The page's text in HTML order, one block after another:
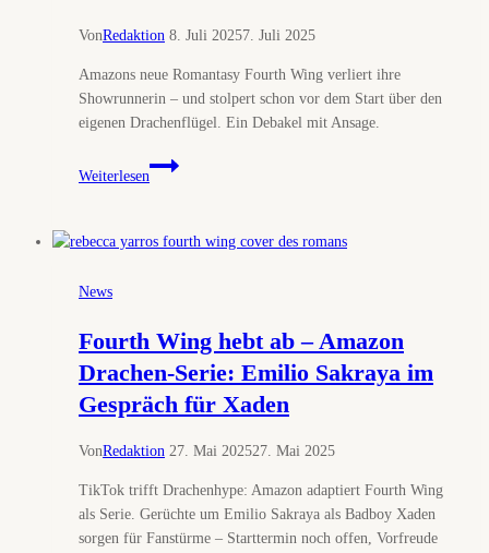
ganz
hin)
VonRedaktion 8. Juli 20257. Juli 2025
Amazons neue Romantasy Fourth Wing verliert ihre
Showrunnerin – und stolpert schon vor dem Start über den
eigenen Drachenflügel. Ein Debakel mit Ansage.
Weiterlesen
Drachen,
Drama,
verliert
Showrunnerin
vor
dem
News
Fourth Wing hebt ab – Amazon
Drachen-Serie: Emilio Sakraya im
Gespräch für Xaden
VonRedaktion 27. Mai 202527. Mai 2025
TikTok trifft Drachenhype: Amazon adaptiert Fourth Wing
als Serie. Gerüchte um Emilio Sakraya als Badboy Xaden
sorgen für Fanstürme – Starttermin noch offen, Vorfreude